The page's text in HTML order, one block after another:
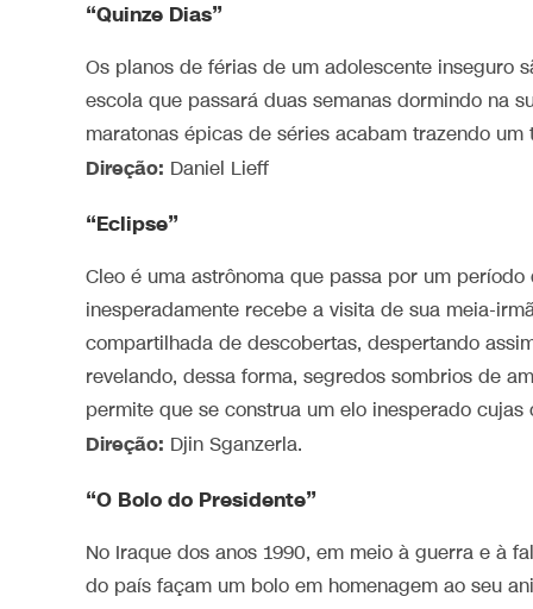
“Quinze Dias”
Os planos de férias de um adolescente inseguro
escola que passará duas semanas dormindo na
maratonas épicas de séries acabam trazendo
Direção: Daniel Lieff
“Eclipse”
Cleo é uma astrônoma que passa por um
inesperadamente recebe a visita de sua meia-
compartilhada de descobertas, despertando
revelando, dessa forma, segredos sombrios de
permite que se construa um elo inesperado
Direção: Djin Sganzerla.
“O Bolo do Presidente”
No Iraque dos anos 1990, em meio à guerra e à
do país façam um bolo em homenagem ao seu